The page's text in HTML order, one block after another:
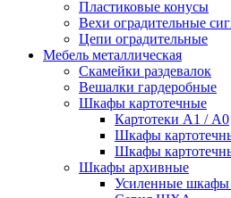
Пластиковые конусы
Вехи оградительные
Цепи оградительные
Мебель металлическая
Скамейки раздевалок
Вешалки гардеробные
Шкафы картотечные
Картотеки А1 / А0
Шкафы
Шкафы
Шкафы архивные
Усиленные